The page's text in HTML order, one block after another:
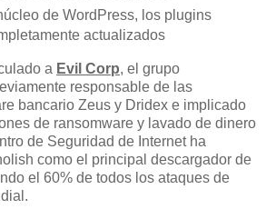
de WordPress, los plugins
actualizados
a Evil Corp, el grupo
responsable de las
bancario Zeus y Dridex e implicado
de ransomware y lavado de dinero
de Seguridad de Internet ha
como el principal descargador de
el 60% de todos los ataques de